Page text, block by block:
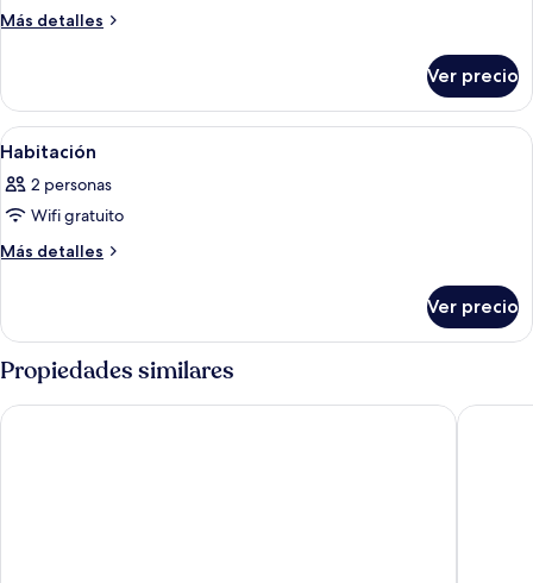
de
lujo
Más detalles
Más
de
lujo
Ver precio
Abrir
todas
las
fotos
de
Una habitación con dos camas, un
1
Habitación
2 personas
Wifi gratuito
Más detalles
Más
Ver precio
Propiedades similares
Pousada La Bonita